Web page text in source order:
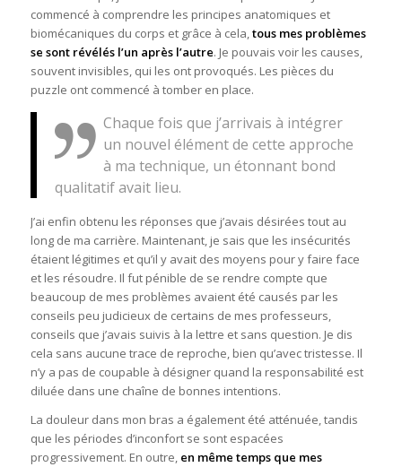
commencé à comprendre les principes anatomiques et
biomécaniques du corps et grâce à cela,tous mes problèmes
se sont révélés l’un après l’autre. Je pouvais voir les causes,
souvent invisibles, qui les ont provoqués. Les pièces du
puzzle ont commencé à tomber en place.
Chaque fois que j’arrivais à intégrer
un nouvel élément de cette approche
à ma technique, un étonnant bond
qualitatif avait lieu.
J’ai enfin obtenu les réponses que j’avais désirées tout au
long de ma carrière. Maintenant, je sais que les insécurités
étaient légitimes et qu’il y avait des moyens pour y faire face
et les résoudre. Il fut pénible de se rendre compte que
beaucoup de mes problèmes avaient été causés par les
conseils peu judicieux de certains de mes professeurs,
conseils que j’avais suivis à la lettre et sans question. Je dis
cela sans aucune trace de reproche, bien qu’avec tristesse. Il
n’y a pas de coupable à désigner quand la responsabilité est
diluée dans une chaîne de bonnes intentions.
La douleur dans mon bras a également été atténuée, tandis
que les périodes d’inconfort se sont espacées
progressivement. En outre, en même temps que mes